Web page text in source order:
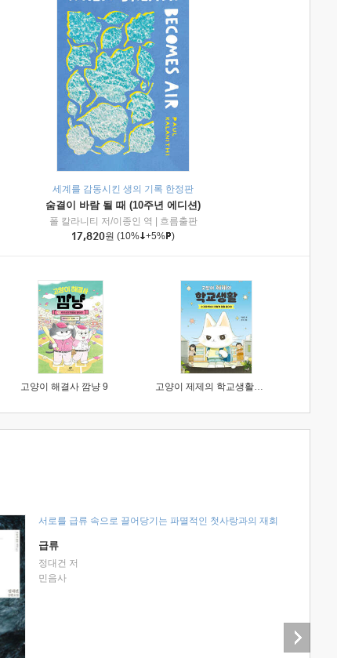
래엔아이세움
세계를 감동시킨 생의 기록 한정판
숨결이 바람 될 때 (10주년 에디션)
폴 칼라니티 저/이종인 역
흐름출판
17,820원 (10% +5% )
고양이 해결사 깜냥 9 고양이 제제의 학교생활 1 : 초등학생이 이렇게 힘들 줄이야
서로를 급류 속으로 끌어당기는 파멸적인 첫사랑과의 재회
급류
정대건 저
민음사